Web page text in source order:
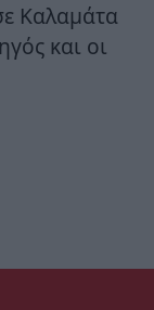
Καλαμάτα
και οι